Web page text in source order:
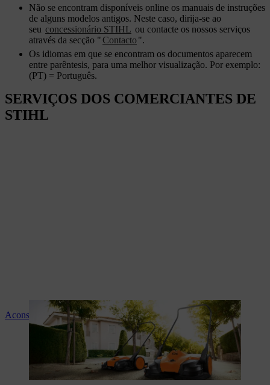
Não se encontram disponíveis online os manuais de instruções
de alguns modelos antigos. Neste caso, dirija-se ao
seu concessionário STIHL ou contacte os nossos serviços
através da secção " Contacto ".
Os idiomas em que se encontram os documentos aparecem
entre parêntesis, para uma melhor visualização. Por exemplo:
(PT) = Português.
SERVIÇOS DOS COMERCIANTES DE
STIHL
Aconselhamento e instruções sobre os produtos